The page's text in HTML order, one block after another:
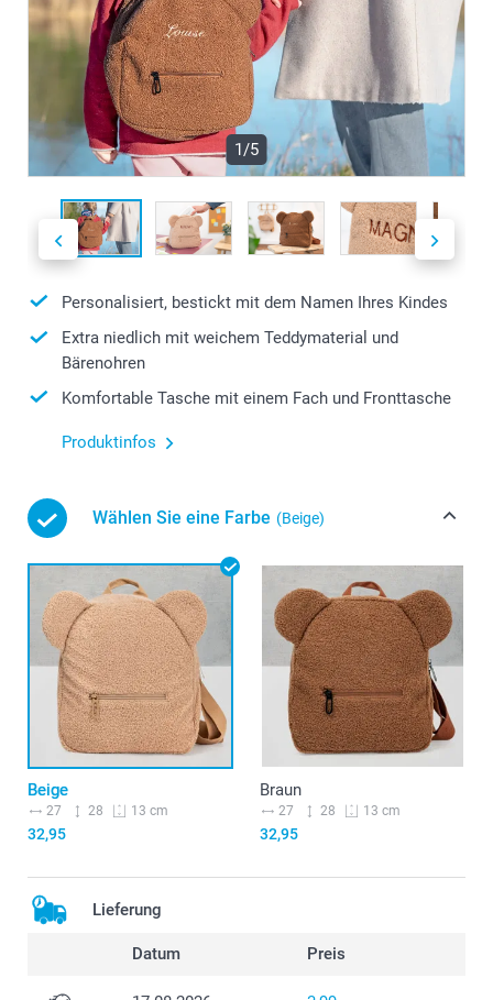
1/5
Personalisiert, bestickt mit dem Namen Ihres Kindes
Extra niedlich mit weichem Teddymaterial und
Bärenohren
Komfortable Tasche mit einem Fach und Fronttasche
Produktinfos
Wählen Sie eine Farbe (Beige)
Beige
27 28 13 cm
32,95
Braun
27 28 13 cm
32,95
Lieferung
Datum Preis